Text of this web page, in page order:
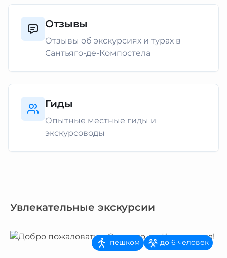
Отзывы
Отзывы об экскурсиях и турах в
Сантьяго-де-Компостела
Гиды
Опытные местные гиды и
экскурсоводы
Увлекательные экскурсии
пешком до 6 человек